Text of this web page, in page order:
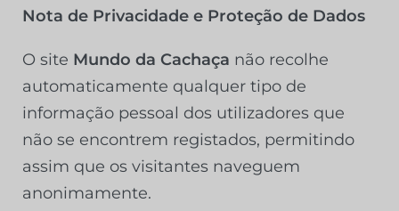
Nota de Privacidade e Proteção de Dados
O site Mundo da Cachaça não recolhe
automaticamente qualquer tipo de
informação pessoal dos utilizadores que
não se encontrem registados, permitindo
assim que os visitantes naveguem
anonimamente.